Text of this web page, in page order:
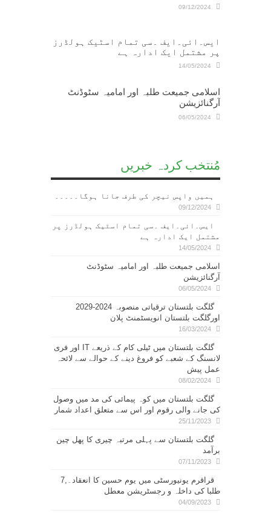
09/12/2024
ایس۔ائی۔ایف ۔سی تمام اسٹیک ہولڈرز
پر مشتمل ایک ادارہ ہے
14/05/2024
اسلامی جمیعت طلبہ اور امامیہ سٹوڈنٹ
آرگنائزیشن
06/05/2024
مُنتخب کردہ خبریں
ہمیں واپس نیچر کی طرف جانا ہوگا۔۔۔۔۔
09/12/2024
ایس۔ائی۔ایف ۔سی تمام اسٹیک ہولڈرز پر
مشتمل ایک ادارہ ہے
14/05/2024
اسلامی جمیعت طلبہ اور امامیہ سٹوڈنٹ
آرگنائزیشن
06/05/2024
گلگت بلتستان ترقیاتی منصوبہ 2024-2029
اورگلگت بلتستان انویسٹمنٹ پلان
16/03/2024
گلگت بلتستان میں ٹیلی کام کے ذریعے IT اور فری
لانسنگ کے شعبے کو فروغ دینے کے حوالے سے لائحہ
عمل پیش
08/02/2024
گلگت بلتستان میں کوہ پیمائی کی مد میں وصول
کی جانے والی رقوم اور اس سے متعلق اعداد شمار
25/11/2023
گلگت بلتستان سے پہلی مرتبہ چیری کا پھل چین
برآمد
07/11/2023
قراقرم یونیورسٹی میں یوم حسین کا انعقاد۔,7
طلبا کی داخلہ و رجسٹریشن معطل
04/09/2023